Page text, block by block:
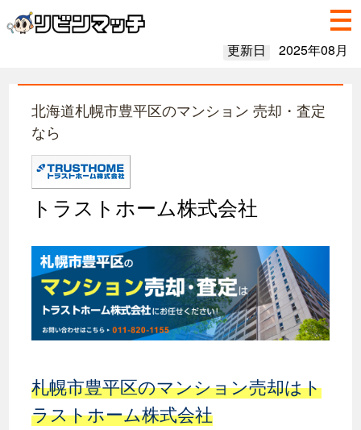
更新日 2025年08月
北海道札幌市豊平区のマンション 売却・査定
なら
トラストホーム株式会社
札幌市豊平区のマンション売却はト
ラストホーム株式会社